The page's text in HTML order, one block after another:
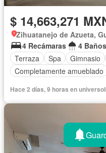
$ 14,663,271
Zihuatanejo de Azueta,
4 Recámaras
4 Baños
Terraza
Spa Gimnasio
Completamente amueblado
Hace 2 días, 9 horas en